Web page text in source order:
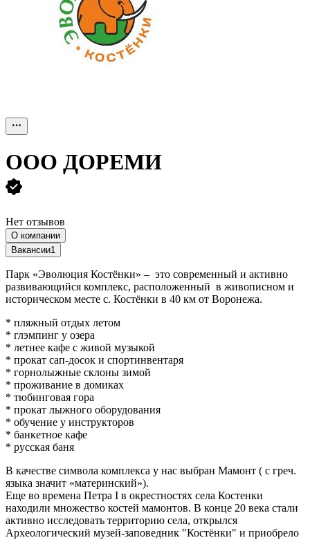
ООО ДОРЕМИ
Нет отзывов
О компании
Вакансии1
Парк «Эволюция Костёнки» – это современный и активно
развивающийся комплекс, расположенный в живописном и
историческом месте с. Костёнки в 40 км от Воронежа.
* пляжный отдых летом
* глэмпинг у озера
* летнее кафе с живой музыкой
* прокат сап-досок и спортинвентаря
* горнолыжные склоны зимой
* проживание в домиках
* тюбинговая гора
* прокат лыжного оборудования
* обучение у инструкторов
* банкетное кафе
* русская баня
В качестве символа комплекса у нас выбран Мамонт ( с греч.
языка значит «материнский»).
Еще во времена Петра I в окрестностях села Костенки
находили множество костей мамонтов. В конце 20 века стали
активно исследовать территорию села, открылся
Археологический музей-заповедник "Костёнки" и приобрело